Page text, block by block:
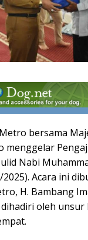
bersama
menggelar
Nabi
Acara ini
H. Bambang
dihadiri oleh